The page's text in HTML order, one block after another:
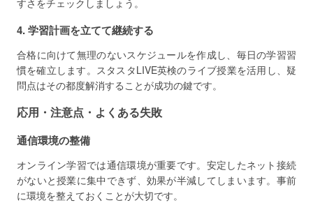
すさをチェックしましょう。
4. 学習計画を立てて継続する
合格に向けて無理のないスケジュールを作成し、毎日の学習習
慣を確立します。スタスタLIVE英検のライブ授業を活用し、疑
問点はその都度解消することが成功の鍵です。
応用・注意点・よくある失敗
通信環境の整備
オンライン学習では通信環境が重要です。安定したネット接続
がないと授業に集中できず、効果が半減してしまいます。事前
に環境を整えておくことが大切です。